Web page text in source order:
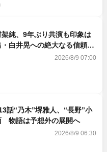
純、9年ぶり共演も印象は
白井晃への絶大なる信頼を
』に挑む
2026/8/9 07:00
話“乃木”堺雅人、“長野”小
物語は予想外の展開へ
2026/8/9 06:30